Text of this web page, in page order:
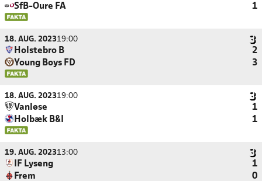
SfB-Oure FA
1
18. AUG. 202319:00
Holstebro B
2
Young Boys FD
3
18. AUG. 202319:00
Vanløse
1
Holbæk B&I
1
19. AUG. 202313:00
IF Lyseng
1
Frem
0